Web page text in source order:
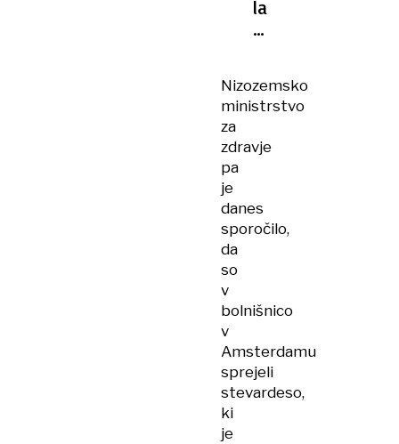
ladji
dovolili
Kanarskih
otokih
Nizozemsko
ministrstvo
za
zdravje
pa
je
danes
sporočilo,
da
so
v
bolnišnico
v
Amsterdamu
sprejeli
stevardeso,
ki
je